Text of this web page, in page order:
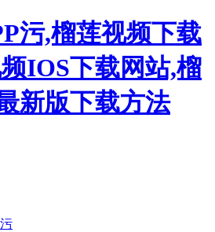
污,榴莲视频下载
IOS下载网站,榴
新版下载方法